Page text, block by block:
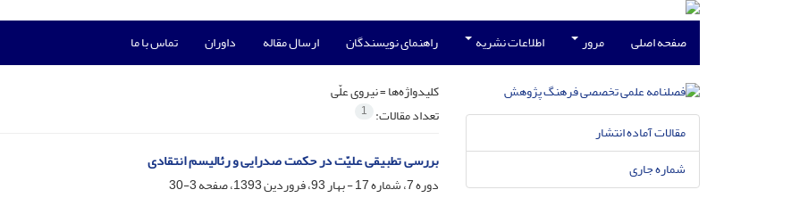
صفحه اصلی مرور اطلاعات نشریه راهنمای نویسندگان ارسال مقاله داوران تماس با ما
کلیدواژه‌ها =نیروی علّی
تعداد مقالات: 1
بررسی تطبیقی علیّت در حکمت صدرایی و رئالیسم انتقادی
دوره 7، شماره 17 - بهار 93، فروردین 1393، صفحه 3-30
مقالات آماده انتشار
شماره جاری